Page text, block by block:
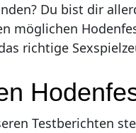
Du bist dir
möglichen
richtige
Testberichten